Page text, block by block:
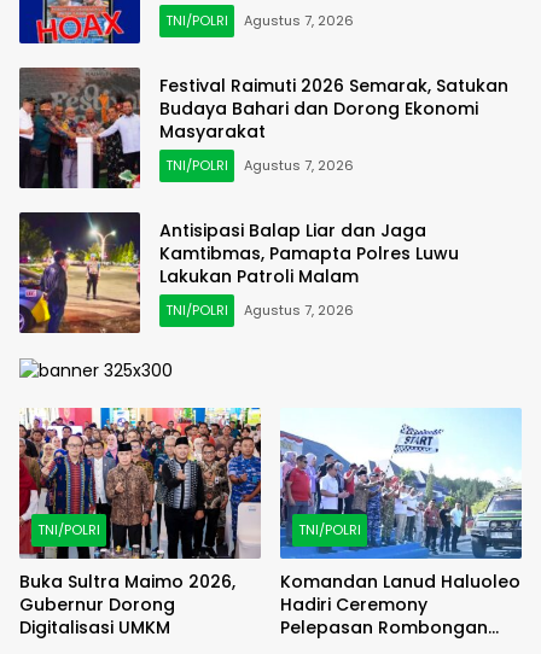
TNI/POLRI Agustus 7, 2026
Festival Raimuti 2026 Semarak, Satukan
Budaya Bahari dan Dorong Ekonomi
Masyarakat
TNI/POLRI Agustus 7, 2026
Antisipasi Balap Liar dan Jaga
Kamtibmas, Pamapta Polres Luwu
Lakukan Patroli Malam
TNI/POLRI Agustus 7, 2026
TNI/POLRI
Buka Sultra Maimo 2026,
Gubernur Dorong
Digitalisasi UMKM
TNI/POLRI
Komandan Lanud Haluoleo
Hadiri Ceremony
Pelepasan Rombongan